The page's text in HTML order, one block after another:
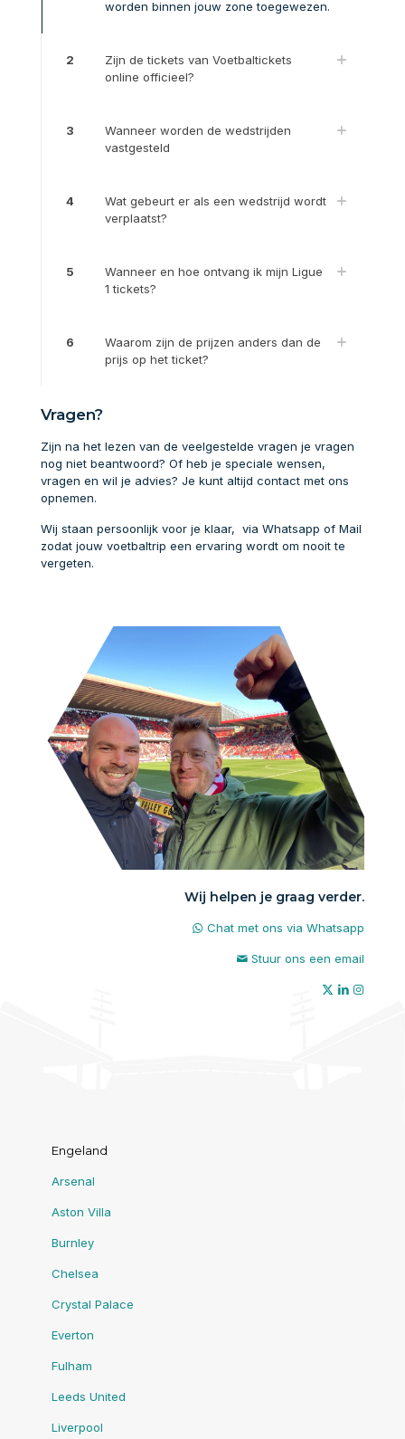
worden binnen jouw zone toegewezen.
2
Zijn de tickets van Voetbaltickets
online officieel?
3
Wanneer worden de wedstrijden
vastgesteld
4
Wat gebeurt er als een wedstrijd wordt
verplaatst?
5
Wanneer en hoe ontvang ik mijn Ligue
1 tickets?
6
Waarom zijn de prijzen anders dan de
prijs op het ticket?
Vragen?
Zijn na het lezen van de veelgestelde vragen je vragen
nog niet beantwoord? Of heb je speciale wensen,
vragen en wil je advies? Je kunt altijd contact met ons
opnemen.
Wij staan persoonlijk voor je klaar, via Whatsapp of Mail
zodat jouw voetbaltrip een ervaring wordt om nooit te
vergeten.
Wij helpen je graag verder.
Chat met ons via Whatsapp
Stuur ons een email
Engeland
Arsenal
Aston Villa
Burnley
Chelsea
Crystal Palace
Everton
Fulham
Leeds United
Liverpool